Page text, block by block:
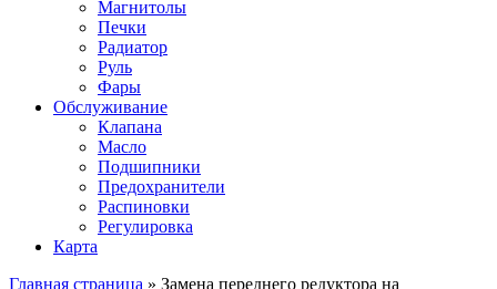
Магнитолы
Печки
Радиатор
Руль
Фары
Обслуживание
Клапана
Масло
Подшипники
Предохранители
Распиновки
Регулировка
Карта
Главная страница » Замена переднего редуктора на